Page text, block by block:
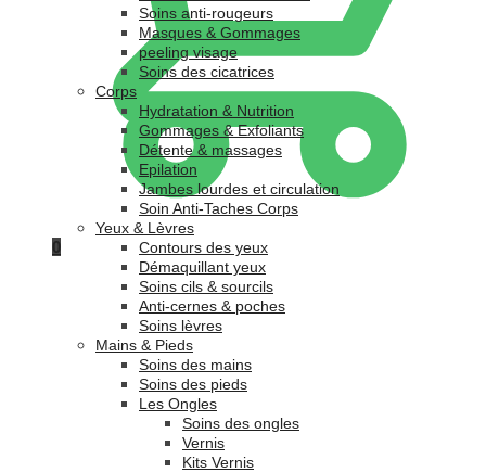
0
Soins anti-rougeurs
Masques & Gommages
peeling visage
Soins des cicatrices
Corps
Hydratation & Nutrition
Gommages & Exfoliants
Détente & massages
Epilation
Jambes lourdes et circulation
Soin Anti-Taches Corps
Yeux & Lèvres
Contours des yeux
Démaquillant yeux
Soins cils & sourcils
Anti-cernes & poches
Soins lèvres
Mains & Pieds
Soins des mains
Soins des pieds
Les Ongles
Soins des ongles
Vernis
Kits Vernis